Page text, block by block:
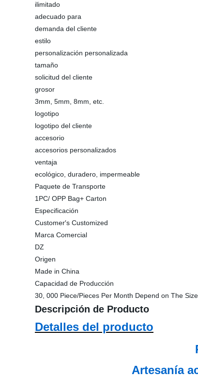
ilimitado
adecuado para
demanda del cliente
estilo
personalización personalizada
tamaño
solicitud del cliente
grosor
3mm, 5mm, 8mm, etc.
logotipo
logotipo del cliente
accesorio
accesorios personalizados
ventaja
ecológico, duradero, impermeable
Paquete de Transporte
1PC/ OPP Bag+ Carton
Especificación
Customer′s Customized
Marca Comercial
DZ
Origen
Made in China
Capacidad de Producción
30, 000 Piece/Pieces Per Month Depend on The Size
Descripción de Producto
Detalles del producto
Artesanía